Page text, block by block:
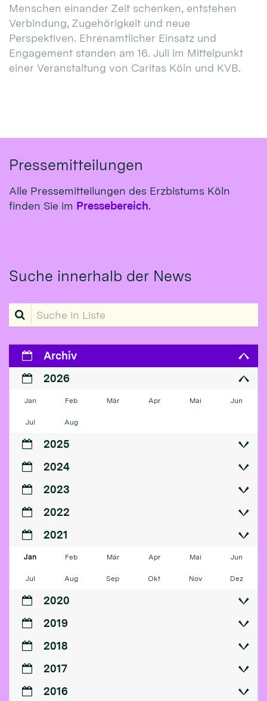
Menschen einander Zeit schenken, entstehen
Verbindung, Zugehörigkeit und neue
Perspektiven. Ehrenamtlicher Einsatz und
Engagement standen am 16. Juli im Mittelpunkt
einer Veranstaltung von Caritas Köln und KVB.
Pressemitteilungen
Alle Pressemitteilungen des Erzbistums Köln
finden Sie im Pressebereich.
Suche innerhalb der News
Suche in Liste
Archiv
2026
Jan Feb Mär Apr Mai Jun
Jul Aug
2025
2024
2023
2022
2021
Jan Feb Mär Apr Mai Jun
Jul Aug Sep Okt Nov Dez
2020
2019
2018
2017
2016